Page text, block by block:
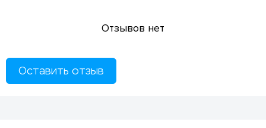
Отзывов нет
Оставить отзыв